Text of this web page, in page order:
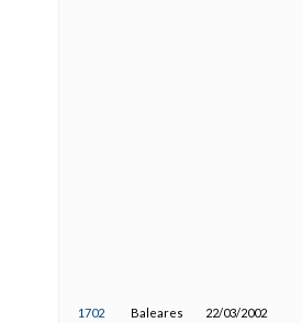
1702 Baleares 22/03/2002